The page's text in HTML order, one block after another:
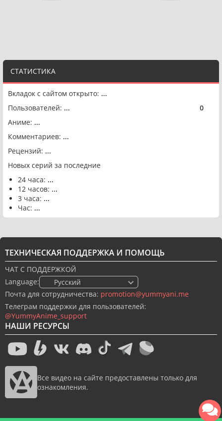
СТАТИСТИКА
Вкладок с сайтом открыто: ...
Пользователей: ... 0
Аниме: ...
Комментариев: ...
Рецензий: ...
Новых серий за последние
24 часа: ...
12 часов: ...
3 часа: ...
Час: ...
НАШИ РЕСУРСЫ
Все видео на сайте предоставлены только для
ознакомления.
ТЕХНИЧЕСКАЯ ПОДДЕРЖКА И ПОМОЩЬ
ЧАТ С ПОДДЕРЖКОЙ
Language:
🇷🇺 Русский
Почта для сотрудничества: promotion@yummyani.me
Телеграм поддержки для пользователей:
@YummyAnime_support